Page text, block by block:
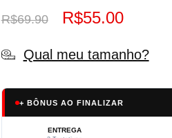
R$69.90 R$55.00
Qual meu tamanho?
+ BÔNUS AO FINALIZAR
ENTREGA